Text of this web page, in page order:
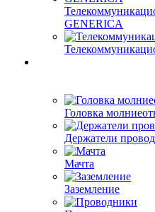
GENERICA
Головка
Держатели
Мачта
Заземление